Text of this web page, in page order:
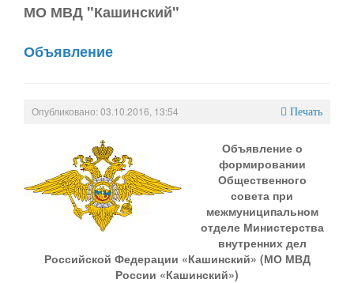
МО МВД "Кашинский"
Объявление
Опубликовано: 03.10.2016, 13:54 Печать
Объявление о
формировании
Общественного
совета при
межмуниципальном
отделе Министерства
внутренних дел
Российской Федерации «Кашинский» (МО МВД
России «Кашинский»)